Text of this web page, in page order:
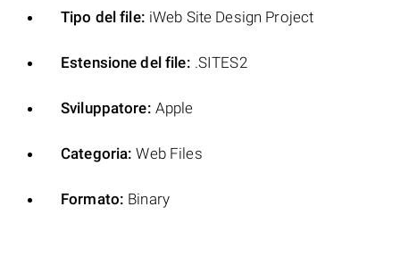
Tipo del file: iWeb Site Design Project
Estensione del file: .SITES2
Sviluppatore: Apple
Categoria: Web Files
Formato: Binary